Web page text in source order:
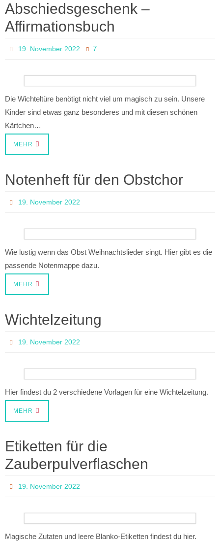
Abschiedsgeschenk –
Affirmationsbuch
19. November 2022 7
Die Wichteltüre benötigt nicht viel um magisch zu sein. Unsere
Kinder sind etwas ganz besonderes und mit diesen schönen
Kärtchen…
MEHR
Notenheft für den Obstchor
19. November 2022
Wie lustig wenn das Obst Weihnachtslieder singt. Hier gibt es die
passende Notenmappe dazu.
MEHR
Wichtelzeitung
19. November 2022
Hier findest du 2 verschiedene Vorlagen für eine Wichtelzeitung.
MEHR
Etiketten für die
Zauberpulverflaschen
19. November 2022
Magische Zutaten und leere Blanko-Etiketten findest du hier.